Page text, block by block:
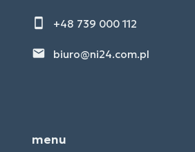
+48 739 000 112
biuro@ni24.com.pl
menu